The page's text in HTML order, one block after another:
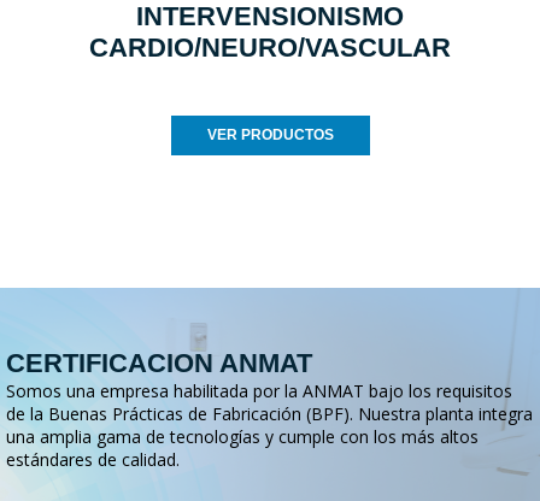
INTERVENSIONISMO
CARDIO/NEURO/VASCULAR
VER PRODUCTOS
CERTIFICACION ANMAT
Somos una empresa habilitada por la ANMAT bajo los requisitos
de la Buenas Prácticas de Fabricación (BPF). Nuestra planta integra
una amplia gama de tecnologías y cumple con los más altos
estándares de calidad.